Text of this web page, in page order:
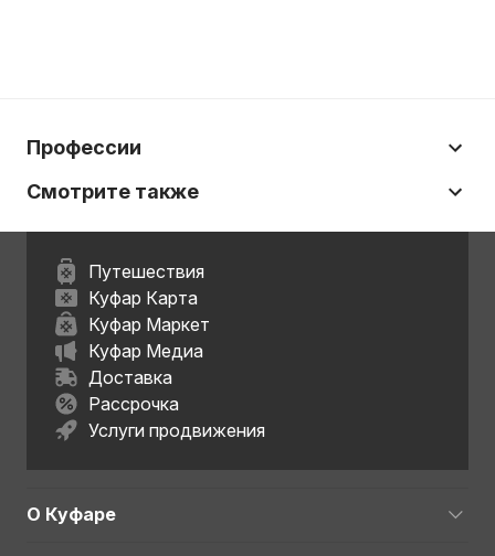
Профессии
Смотрите также
Путешествия
Куфар Карта
Куфар Маркет
Куфар Медиа
Доставка
Рассрочка
Услуги продвижения
О Куфаре